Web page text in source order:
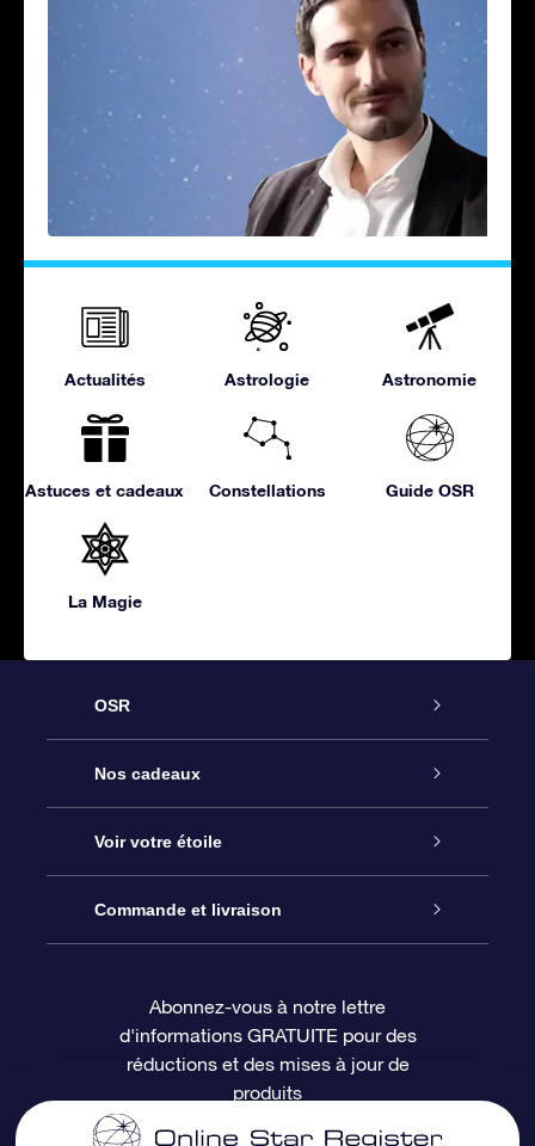
Actualités Astrologie Astronomie
Astuces et cadeaux Constellations Guide OSR
La Magie
OSR
Service
À propos de l’OSR
Nous contacter
Questions fréquemment posées
Revues
Nos cadeaux
Cadeau d’étoile en ligne
Coffret cadeau OSR
Carte cadeau OSR
Voir votre étoile
Registre des étoiles
Page d’accueil personnalisée
Commande et livraison
Informations de paiement
Informations d’expédition
Abonnez-vous à notre lettre
d'informations GRATUITE pour des
réductions et des mises à jour de
produits